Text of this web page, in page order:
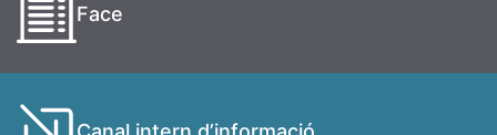
Face